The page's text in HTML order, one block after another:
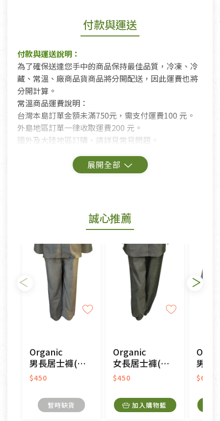
付款與運送
付款與運送說明：
為了確保送達您手中的商品保持最佳品質，冷凍、冷
藏、常溫、廠商品貨商品將分開配送，因此運費也將
分開計算。
常溫商品運費說明：
台灣本島訂單金額未滿750元，需支付運費100 元。
外島地區訂單一律收取運費200 元。
國外及大陸地區訂購，請詳見常見問題。
鑑賞期商品說明：
若您購買的商品有下列「不適用七天鑑賞期商品」情
形者，除商品瑕疵以外，恕不接受退換貨.
依消保法之規定提供該商品七天免費鑑賞期(含例假
日)的服務，原則上若商品未經使用或被汙損(除商品
瑕疵)，一般皆可申請退換貨。
不適用七天鑑賞期商品：
以數位或電磁紀錄形式儲存之商品、易於變質或損壞
接受原片換新。
衣飾鞋類-如T恤，如於送達後水洗或污損者。
美容保養用品、內衣褲、襪子、口罩等私人消耗性產
內衣褲、襪子、口罩個人衛生用品除商品本身有瑕疵
外,依據《通訊交易解除權合理例外情事適用準
誠心推薦
Organic
男長居士褲(吸溼排汗)
$450
暫時缺貨
Organic
女長居士褲(吸溼排汗)
$450
加入購物籃
男短居士
$650